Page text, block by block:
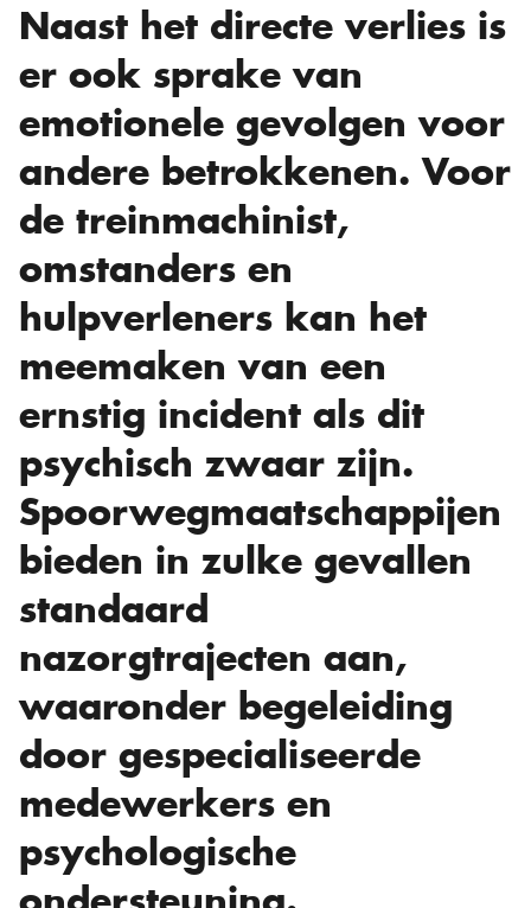
Naast het directe verlies is
er ook sprake van
emotionele gevolgen voor
andere betrokkenen. Voor
de treinmachinist,
omstanders en
hulpverleners kan het
meemaken van een
ernstig incident als dit
psychisch zwaar zijn.
Spoorwegmaatschappijen
bieden in zulke gevallen
standaard
nazorgtrajecten aan,
waaronder begeleiding
door gespecialiseerde
medewerkers en
psychologische